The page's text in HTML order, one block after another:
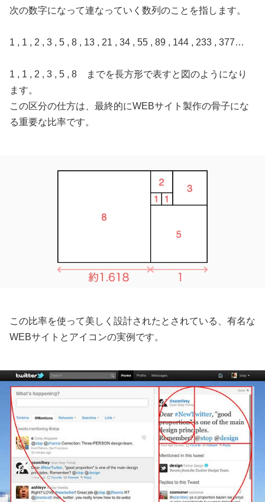
次の数字になって連なっていく数列のことを指します。
1 , 1 , 2 , 3 , 5 , 8 , 13 , 21 , 34 , 55 , 89 , 144 , 233 , 377…
1 , 1 , 2 , 3 , 5 , 8 までを長方形で表すと図のようになり
ます。
この区分の仕方は、最終的にWEBサイト製作の骨子にな
る重要な比率です。
この比率を使って美しく設計されたとされている、有名な
WEBサイトとアイコンの実例です。